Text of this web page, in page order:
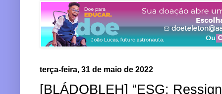
terça-feira, 31 de maio de 2022
[BLÁDOBLEH] “ESG: